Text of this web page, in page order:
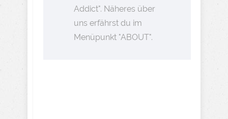
Addict". Näheres über
uns erfährst du im
Menüpunkt "ABOUT".